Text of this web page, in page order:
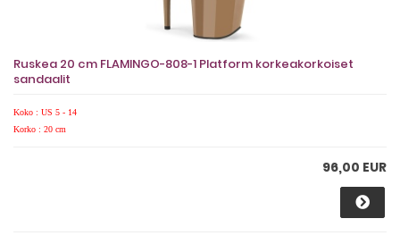
Ruskea 20 cm FLAMINGO-808-1 Platform korkeakorkoiset
sandaalit
Koko : US 5 - 14
Korko : 20 cm
96,00 EUR